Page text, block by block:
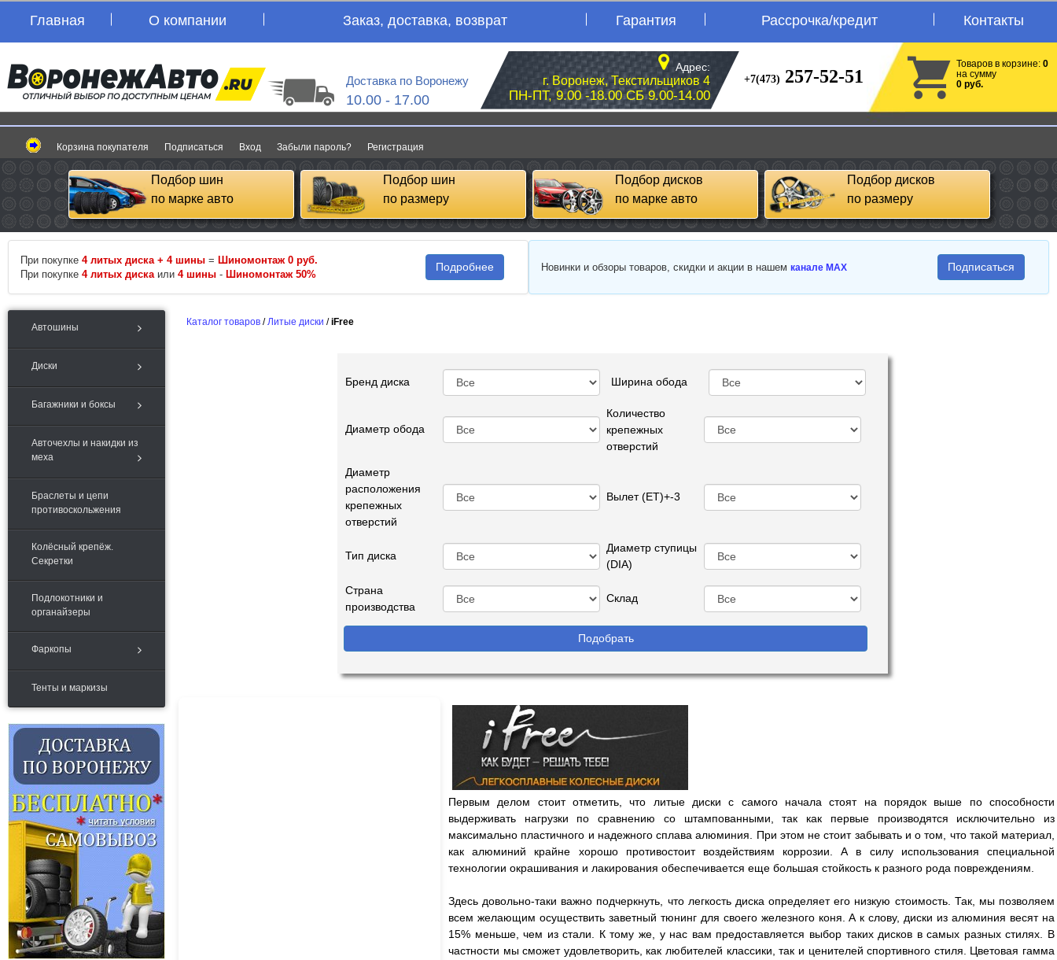
Главная О компании Заказ, доставка, возврат Гарантия Рассрочка/кредит Контакты
Доставка по Воронежу
10.00 - 17.00
Адрес:
г. Воронеж, Текстильщиков 4
ПН-ПТ, 9.00 -18.00 СБ 9.00-14.00
+7(473) 257-52-51
Товаров в корзине: 0
на сумму
0 руб.
Корзина покупателя Подписаться Вход Забыли пароль? Регистрация
Подбор шин
по марке авто
Подбор шин
по размеру
Подбор дисков
по марке авто
Подбор дисков
по размеру
При покупке 4 литых диска + 4 шины = Шиномонтаж 0 руб.
При покупке 4 литых диска или 4 шины - Шиномонтаж 50%
Подробнее Новинки и обзоры товаров, скидки и акции в нашем канале MAX Подписаться
Автошины
Диски
Багажники и боксы
Авточехлы и накидки из
меха
Браслеты и цепи
противоскольжения
Колёсный крепёж.
Секретки
Подлокотники и
органайзеры
Фаркопы
Тенты и маркизы
Каталог товаров /Литые диски /iFree
Бренд диска Ширина обода
Диаметр обода
Количество
крепежных
отверстий
Диаметр
расположения
крепежных
отверстий
Вылет (ET)+-3
Тип диска
Диаметр ступицы
(DIA)
Страна
производства
Склад
Первым делом стоит отметить, что литые диски с самого начала стоят на порядок выше по способности
выдерживать нагрузки по сравнению со штампованными, так как первые производятся исключительно из
максимально пластичного и надежного сплава алюминия. При этом не стоит забывать и о том, что такой материал,
как алюминий крайне хорошо противостоит воздействиям коррозии. А в силу использования специальной
технологии окрашивания и лакирования обеспечивается еще большая стойкость к разного рода повреждениям.
Здесь довольно-таки важно подчеркнуть, что легкость диска определяет его низкую стоимость. Так, мы позволяем
всем желающим осуществить заветный тюнинг для своего железного коня. А к слову, диски из алюминия весят на
15% меньше, чем из стали. К тому же, у нас вам предоставляется выбор таких дисков в самых разных стилях. В
частности мы сможет удовлетворить, как любителей классики, так и ценителей спортивного стиля. Цветовая гамма